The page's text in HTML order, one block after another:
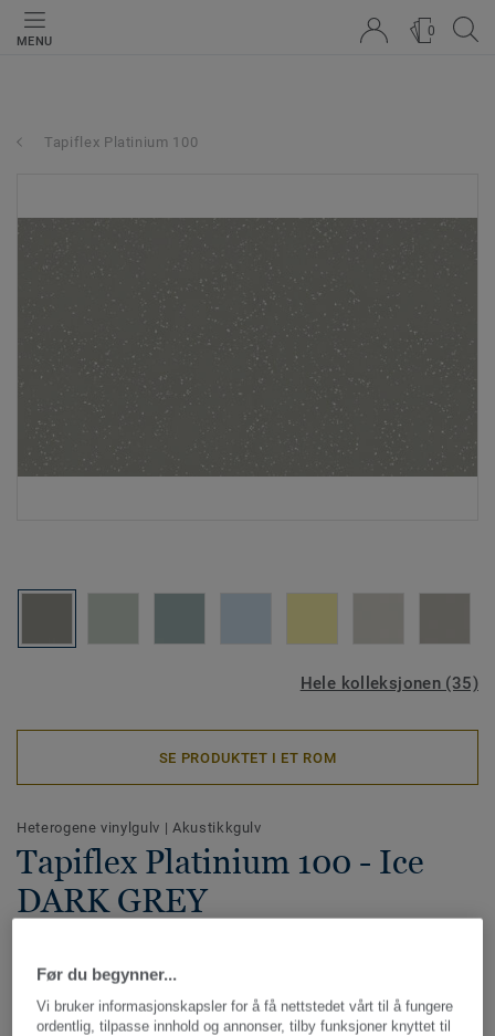
MENU
0
Tapiflex Platinium 100
Hele kolleksjonen (35)
SE PRODUKTET I ET ROM
Heterogene vinylgulv | Akustikkgulv
Tapiflex Platinium 100 - Ice
DARK GREY
utførelse. Kolleksjonen tilbyr høy gangkomfort og har en
unik balanse mellom lyddempende egenskaper (17 dB) og
beskyttelse mot inntrykk. Enkelt å vedlikeholde takket
Før du begynner...
Vi bruker informasjonskapsler for å få nettstedet vårt til å fungere
ordentlig, tilpasse innhold og annonser, tilby funksjoner knyttet til